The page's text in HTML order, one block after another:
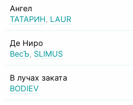
Ангел
ТАТАРИН, LAUR
Де Ниро
ВесЪ, SLIMUS
В лучах заката
BODIEV